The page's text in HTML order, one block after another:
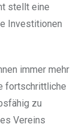
stellt eine
Investitionen
immer mehr
fortschrittliche
zu
Vereins